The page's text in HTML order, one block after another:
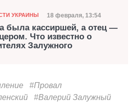
УКРАИНЫ Дата публикации
18 февраля, 13:54
была кассиршей, а отец —
Что известно о
Залужного
#Провал
#Валерий Залужный